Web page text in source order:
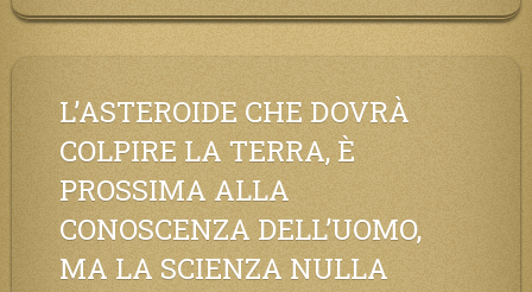
L’ASTEROIDE CHE DOVRÀ
COLPIRE LA TERRA, È
PROSSIMA ALLA
CONOSCENZA DELL’UOMO,
MA LA SCIENZA NULLA